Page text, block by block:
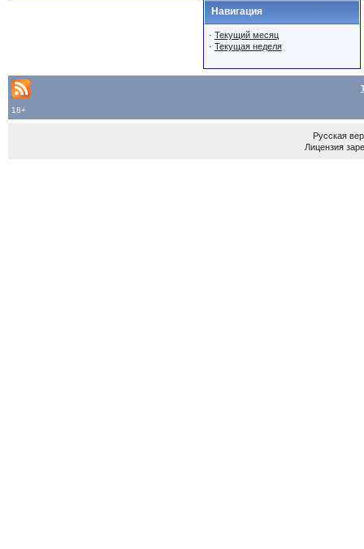
Навигация
· Текущий месяц
· Текущая неделя
18+
Русская
Лицензия